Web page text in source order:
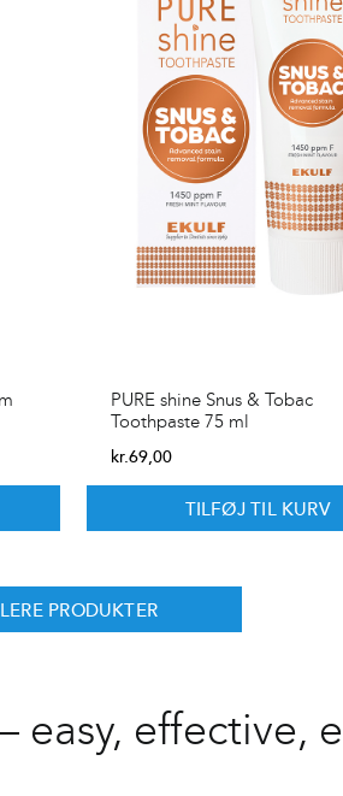
PURE shine Snus & Tobac
Toothpaste 75 ml
kr.69,00
TILFØJ TIL KURV
PRODUKTER
easy, effective,